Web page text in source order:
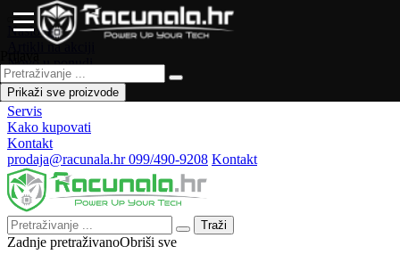
Naslovna
Artikli na akciji
Novo u ponudi
Česta pitanja
Forum
Servis
Kako kupovati
Kontakt
prodaja@racunala.hr099/490-9208 Kontakt
Traži
Zadnje pretraživanoObriši sve
Prikaži sve proizvode